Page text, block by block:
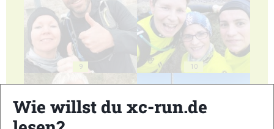
9 10
Wie willst du xc-run.de